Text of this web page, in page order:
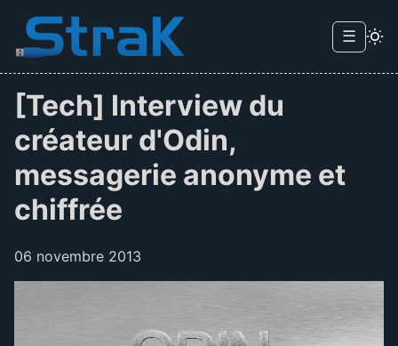
Skip to main content
☰
[Tech] Interview du
créateur d'Odin,
messagerie anonyme et
chiffrée
06 novembre 2013